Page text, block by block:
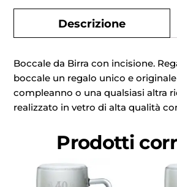
Descrizione
Boccale da Birra con incisione.
boccale un regalo unico e
compleanno o una qualsiasi altra
realizzato in vetro di alta qualità
Prodotti